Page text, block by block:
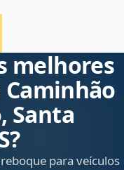
melhores
Santa
para veículos